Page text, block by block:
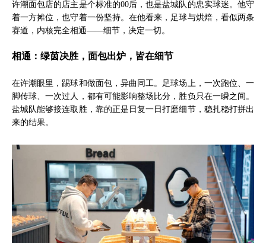
许潮面包店的店主是个标准的00后，也是盐城队的忠实球迷。他守
着一方摊位，也守着一份坚持。在他看来，足球与烘焙，看似两条
赛道，内核完全相通——细节，决定一切。
相通：绿茵决胜，面包出炉，皆在细节
在许潮眼里，踢球和做面包，异曲同工。足球场上，一次跑位、一
脚传球、一次过人，都有可能影响整场比分，胜负只在一瞬之间。
盐城队能够接连取胜，靠的正是日复一日打磨细节，稳扎稳打拼出
来的结果。